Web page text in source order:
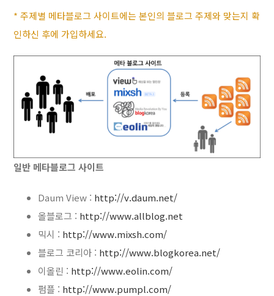
* 주제별 메타블로그 사이트에는 본인의 블로그 주제와 맞는지 확
인하신 후에 가입하세요.
일반 메타블로그 사이트
Daum View : http://v.daum.net/
올블로그 : http://www.allblog.net
믹시 : http://www.mixsh.com/
블로그 코리아 : http://www.blogkorea.net/
이올린 : http://www.eolin.com/
펌플 : http://www.pumpl.com/